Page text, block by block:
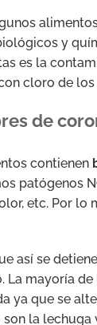
y
es la
cloro de
de
contienen
patógenos
etc. Por lo
así se
mayoría
ya que se
la lechuga